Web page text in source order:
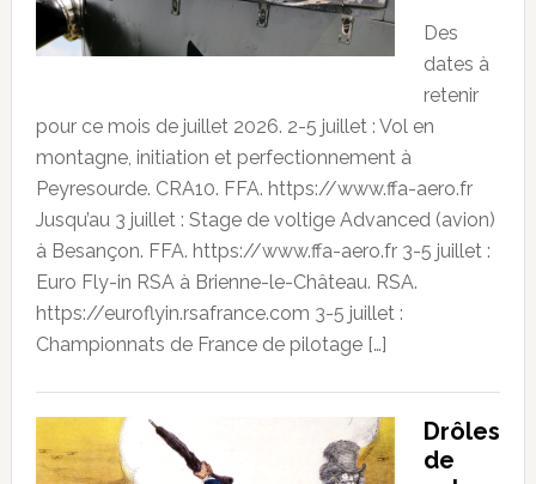
Des
dates à
retenir
pour ce mois de juillet 2026. 2-5 juillet : Vol en
montagne, initiation et perfectionnement à
Peyresourde. CRA10. FFA. https://www.ffa-aero.fr
Jusqu’au 3 juillet : Stage de voltige Advanced (avion)
à Besançon. FFA. https://www.ffa-aero.fr 3-5 juillet :
Euro Fly-in RSA à Brienne-le-Château. RSA.
https://euroflyin.rsafrance.com 3-5 juillet :
Championnats de France de pilotage […]
Drôles
de